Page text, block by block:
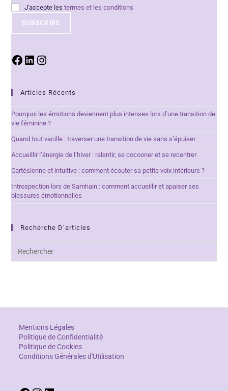
J'accepte lestermes et les conditions
Articles Récents
Pourquoi les émotions deviennent plus intenses lors d’une transition de
vie féminine ?
Quand tout vacille : traverser une transition de vie sans s’épuiser
Accueillir l’énergie de l’hiver : ralentir, se cocooner et se recentrer
Cartésienne et intuitive : comment écouter sa petite voix intérieure ?
Introspection lors de Samhain : comment accueillir et apaiser ses
blessures émotionnelles
Recherche D’articles
Mentions Légales
Politique de Confidentialité
Politique de Cookies
Conditions Générales d'Utilisation